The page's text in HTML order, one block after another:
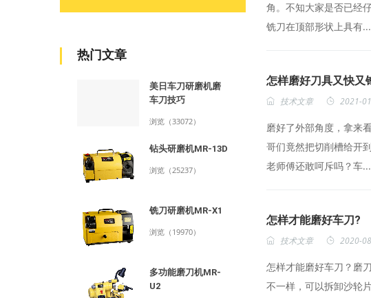
热门文章
美日车刀研磨机磨
车刀技巧
浏览（33072）
钻头研磨机MR-13D
浏览（25237）
铣刀研磨机MR-X1
浏览（19970）
多功能磨刀机MR-
U2
角。不知大家是否已经
铣刀在顶部形状上具有...
怎样磨好刀具又快又
技术文章 2021-
磨好了外部角度，拿来
哥们竟然把切削槽给开
老师傅还敢呵斥吗？车...
怎样才能磨好车刀?
技术文章 2020-
怎样才能磨好车刀？磨
不一样，可以拆卸沙轮